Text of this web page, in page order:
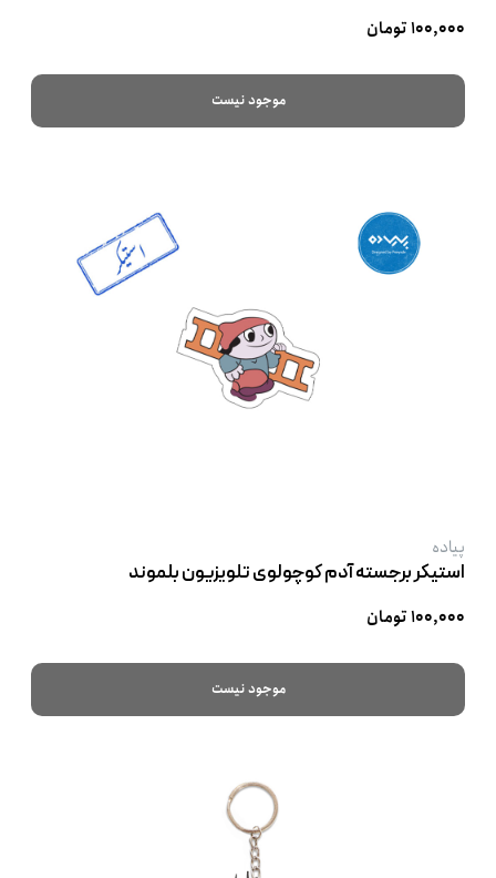
۱۰۰,۰۰۰ تومان
موجود نیست
پیاده
استیکر برجسته آدم کوچولوی تلویزیون بلموند
۱۰۰,۰۰۰ تومان
موجود نیست